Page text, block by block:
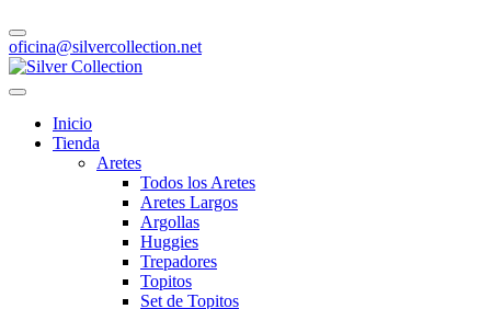
oficina@silvercollection.net
Inicio
Tienda
Aretes
Todos los Aretes
Aretes Largos
Argollas
Huggies
Trepadores
Topitos
Set de Topitos